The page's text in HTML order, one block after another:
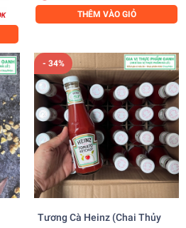
THÊM VÀO GIỎ
- 34%
Tương Cà Heinz (chai Thủy